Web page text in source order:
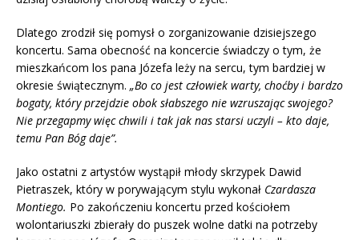
Dlatego zrodził się pomysł o zorganizowanie dzisiejszego
koncertu. Sama obecność na koncercie świadczy o tym, że
mieszkańcom los pana Józefa leży na sercu, tym bardziej w
okresie świątecznym. „Bo co jest człowiek warty, choćby i bardzo
bogaty, który przejdzie obok słabszego nie wzruszając swojego?
Nie przegapmy więc chwili i tak jak nas starsi uczyli – kto daje,
temu Pan Bóg daje”.
Jako ostatni z artystów wystąpił młody skrzypek Dawid
Pietraszek, który w porywającym stylu wykonał Czardasza
Montiego. Po zakończeniu koncertu przed kościołem
wolontariuszki zbierały do puszek wolne datki na potrzeby